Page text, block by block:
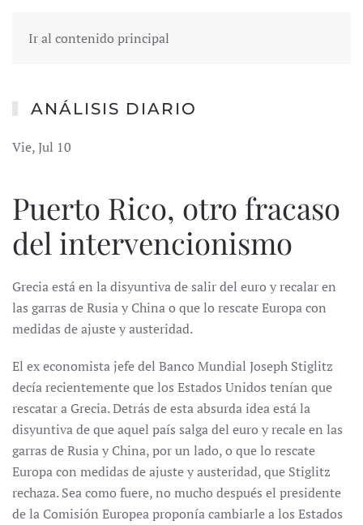
Ir al contenido principal
ANÁLISIS DIARIO
Vie, Jul 10
Puerto Rico, otro fracaso
del intervencionismo
Grecia está en la disyuntiva de salir del euro y recalar en
las garras de Rusia y China o que lo rescate Europa con
medidas de ajuste y austeridad.
El ex economista jefe del Banco Mundial Joseph Stiglitz
decía recientemente que los Estados Unidos tenían que
rescatar a Grecia. Detrás de esta absurda idea está la
disyuntiva de que aquel país salga del euro y recale en las
garras de Rusia y China, por un lado, o que lo rescate
Europa con medidas de ajuste y austeridad, que Stiglitz
rechaza. Sea como fuere, no mucho después el presidente
de la Comisión Europea proponía cambiarle a los Estados